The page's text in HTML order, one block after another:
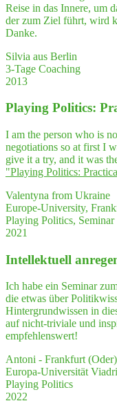
Reise in das Innere, um
der zum Ziel führt, wird
Danke.
Silvia aus Berlin
3-Tage Coaching
2013
Play­ing Poli­tics:
I am the person who is
negotiations so at first I
give it a try, and it was
"Play­ing Poli­tics:
Valentyna from Ukraine
Europe-University,
Playing Politics, Seminar
2021
Intel­lek­tu­ell
Ich habe ein Seminar
die etwas über
Hintergrundwissen in
auf nicht-triviale und
empfehlenswert!
Antoni - Frankfurt (Oder)
Europa-Universität
Playing Politics
2022